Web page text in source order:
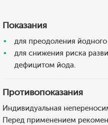
Показания
для преодоления
для снижения риска
дефицитом йода.
Противопоказания
Индивидуальная
Перед применением